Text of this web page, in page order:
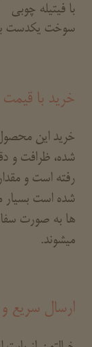
با فیتیله چوبی
سوخت یکدست
خرید با
خرید این
شده، ظرافت و
رفته است و
شده است بسیار
ها به صورت
میشوند.
ارسال سریع